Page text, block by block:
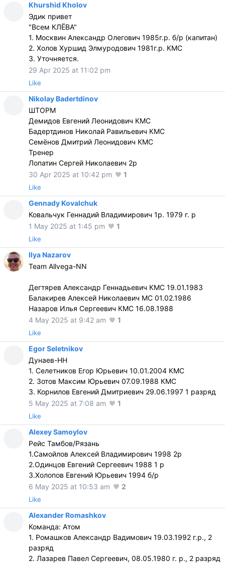
Khurshid Kholov
Эдик привет
"Всем КЛЁВА"
1. Москвин Александр Олегович 1985г.р. б/р (капитан)
2. Холов Хуршид Элмуродович 1981г.р. КМС
3. Уточняется.
29 Apr 2025 at 11:02 pm
Like
Nikolay Badertdinov
ШТОРМ
Демидов Евгений Леонидович КМС
Бадертдинов Николай Равильевич КМС
Семёнов Дмитрий Леонидович КМС
Тренер
Лопатин Сергей Николаевич 2р
30 Apr 2025 at 10:42 pm
1
Like
Gennady Kovalchuk
Ковальчук Геннадий Владимирович 1р. 1979 г. р
1 May 2025 at 1:45 pm
1
Like
Ilya Nazarov
Team Allvega-NN
Дегтярев Александр Геннадьевич КМС 19.01.1983
Балакирев Алексей Николаевич МС 01.02.1986
Назаров Илья Сергеевич КМС 16.08.1988
4 May 2025 at 9:42 am
1
Like
Egor Seletnikov
Дунаев-НН
1. Селетников Егор Юрьевич 10.01.2004 КМС
2. Зотов Максим Юрьевич 07.09.1988 КМС
3. Корнилов Евгений Дмитриевич 29.06.1997 1 разряд
5 May 2025 at 7:08 am
1
Like
Alexey Samoylov
Рейс Тамбов/Рязань
1.Самойлов Алексей Владимирович 1998 2р
2.Одинцов Евгений Сергеевич 1988 1 р
3.Холопов Евгений Юрьевич 1994 б/р
6 May 2025 at 10:53 am
2
Like
Alexander Romashkov
Команда: Атом
1. Ромашков Александр Вадимович 19.03.1992 г.р., 2
разряд
2. Лазарев Павел Сергеевич, 08.05.1980 г. р., 2 разряд